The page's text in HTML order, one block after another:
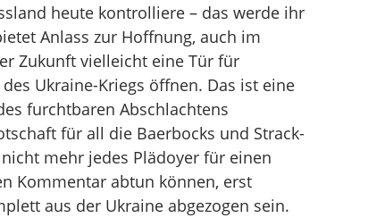
heute kontrolliere – das werde ihr
Anlass zur Hoffnung, auch im
Zukunft vielleicht eine Tür für
Ukraine-Kriegs öffnen. Das ist eine
furchtbaren Abschlachtens
für all die Baerbocks und Strack-
mehr jedes Plädoyer für einen
Kommentar abtun können, erst
aus der Ukraine abgezogen sein.